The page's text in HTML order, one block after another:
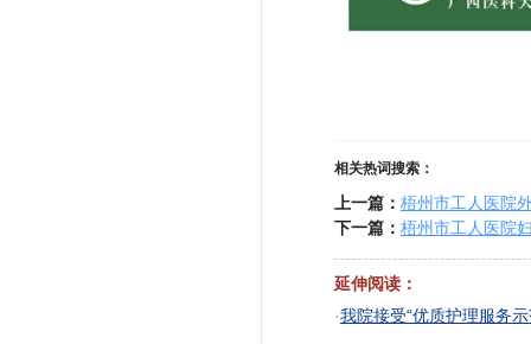
相关热词搜索：
上一篇： 梧州市工人医院
下一篇： 梧州市工人医院
延伸阅读：
·我院接受“优质护理服务